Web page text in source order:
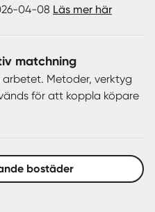
04-08 Läs mer här
matchning
Metoder, verktyg
för att koppla köpare
bostäder